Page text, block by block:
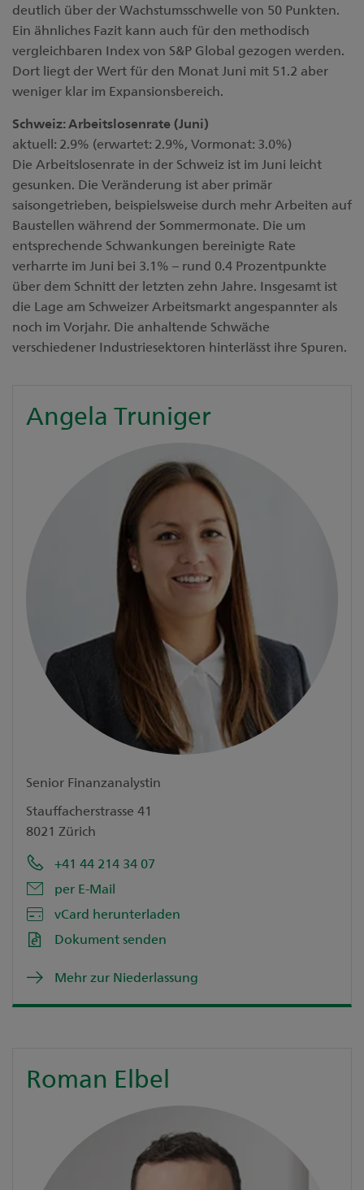
deutlich über der Wachstumsschwelle von 50 Punkten.
Ein ähnliches Fazit kann auch für den methodisch
vergleichbaren Index von S&P Global gezogen werden.
Dort liegt der Wert für den Monat Juni mit 51.2 aber
weniger klar im Expansionsbereich.
Schweiz: Arbeitslosenrate (Juni)
aktuell: 2.9% (erwartet: 2.9%, Vormonat: 3.0%)
Die Arbeitslosenrate in der Schweiz ist im Juni leicht
gesunken. Die Veränderung ist aber primär
saisongetrieben, beispielsweise durch mehr Arbeiten auf
Baustellen während der Sommermonate. Die um
entsprechende Schwankungen bereinigte Rate
verharrte im Juni bei 3.1% – rund 0.4 Prozentpunkte
über dem Schnitt der letzten zehn Jahre. Insgesamt ist
die Lage am Schweizer Arbeitsmarkt angespannter als
noch im Vorjahr. Die anhaltende Schwäche
verschiedener Industriesektoren hinterlässt ihre Spuren.
Angela Truniger
Senior Finanzanalystin
Stauffacherstrasse 41
8021 Zürich
+41 44 214 34 07
per E-Mail
vCard herunterladen
Dokument senden
Mehr zur Niederlassung
Roman Elbel